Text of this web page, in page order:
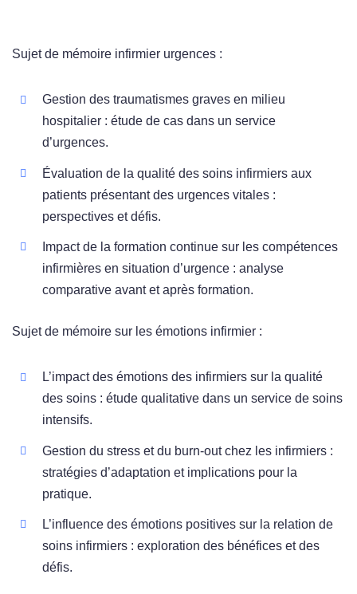
Sujet de mémoire infirmier urgences :
Gestion des traumatismes graves en milieu
hospitalier : étude de cas dans un service
d’urgences.
Évaluation de la qualité des soins infirmiers aux
patients présentant des urgences vitales :
perspectives et défis.
Impact de la formation continue sur les compétences
infirmières en situation d’urgence : analyse
comparative avant et après formation.
Sujet de mémoire sur les émotions infirmier :
L’impact des émotions des infirmiers sur la qualité
des soins : étude qualitative dans un service de soins
intensifs.
Gestion du stress et du burn-out chez les infirmiers :
stratégies d’adaptation et implications pour la
pratique.
L’influence des émotions positives sur la relation de
soins infirmiers : exploration des bénéfices et des
défis.